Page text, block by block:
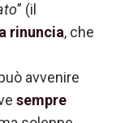
” (il
rinuncia, che
avvenire
sempre